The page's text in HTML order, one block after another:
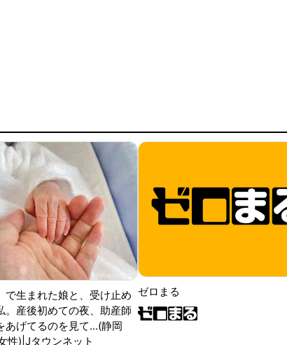
で生まれた娘と、受け止め
。産後初めての夜、助産師
あげてるのを見て...(静岡
性)|Jタウンネット
ゼロまる